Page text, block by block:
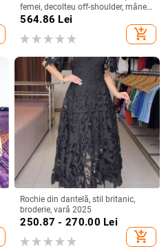
femei, decolteu off-shoulder, mâneci
scurte, croială în A, talie înaltă,
564.86 Lei
add_shopping_cart
Rochie din dantelă, stil britanic,
broderie, vară 2025
250.87 - 270.00 Lei
add_shopping_cart